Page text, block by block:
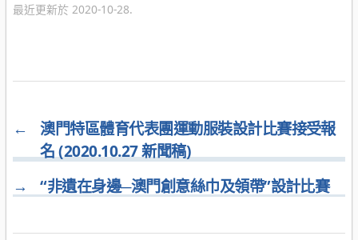
最近更新於 2020-10-28.
←
澳門特區體育代表團運動服裝設計比賽接受報
名 (2020.10.27 新聞稿)
→
“非遺在身邊─澳門創意絲巾及領帶”設計比賽